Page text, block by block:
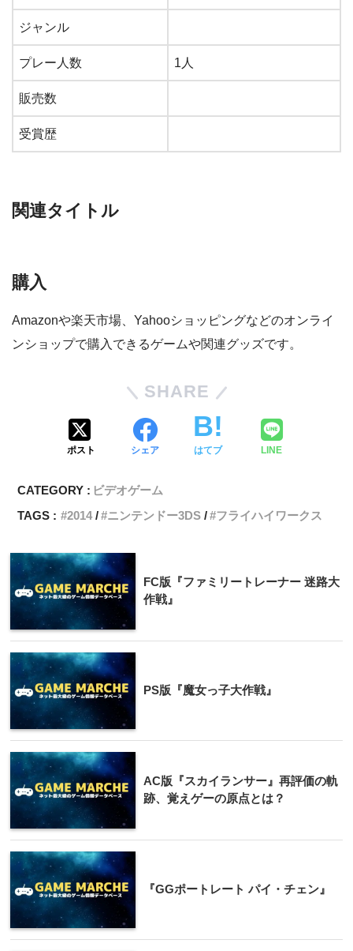
ジャンル
プレー人数 1人
販売数
受賞歴
関連タイトル
購入
Amazonや楽天市場、Yahooショッピングなどのオンライ
ンショップで購入できるゲームや関連グッズです。
SHARE
ポスト シェア はてブ LINE
CATEGORY : ビデオゲーム
TAGS :
2014 ニンテンドー3DS フライハイワークス
FC版『ファミリートレーナー 迷路大
作戦』
PS版『魔女っ子大作戦』
AC版『スカイランサー』再評価の軌
跡、覚えゲーの原点とは？
『GGポートレート パイ・チェン』